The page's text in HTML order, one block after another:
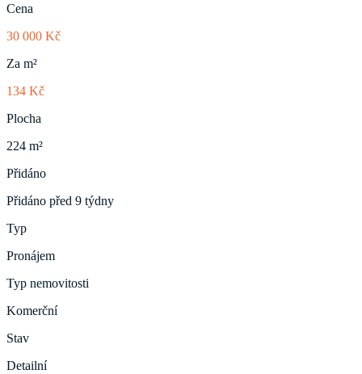
Cena
30 000 Kč
Za m²
134 Kč
Plocha
224 m²
Přidáno
Přidáno před 9 týdny
Typ
Pronájem
Typ nemovitosti
Komerční
Stav
Detailní